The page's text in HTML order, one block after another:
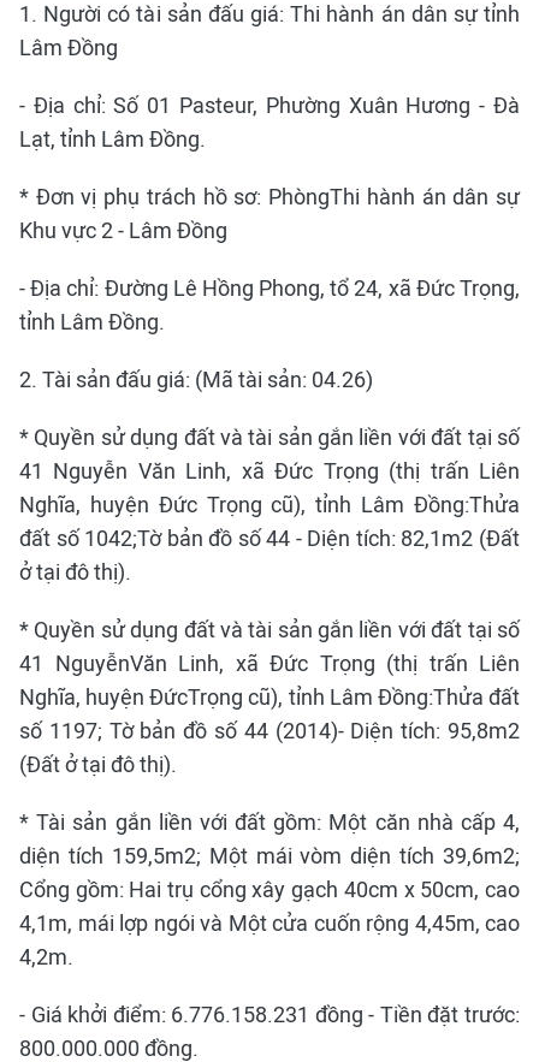
1. Người có tài sản đấu giá: Thi hành án dân sự tỉnh
Lâm Đồng
- Địa chỉ: Số 01 Pasteur, Phường Xuân Hương - Đà
Lạt, tỉnh Lâm Đồng.
* Đơn vị phụ trách hồ sơ: PhòngThi hành án dân sự
Khu vực 2 - Lâm Đồng
- Địa chỉ: Đường Lê Hồng Phong, tổ 24, xã Đức Trọng,
tỉnh Lâm Đồng.
2. Tài sản đấu giá: (Mã tài sản: 04.26)
* Quyền sử dụng đất và tài sản gắn liền với đất tại số
41 Nguyễn Văn Linh, xã Đức Trọng (thị trấn Liên
Nghĩa, huyện Đức Trọng cũ), tỉnh Lâm Đồng:Thửa
đất số 1042;Tờ bản đồ số 44 - Diện tích: 82,1m2 (Đất
ở tại đô thị).
* Quyền sử dụng đất và tài sản gắn liền với đất tại số
41 NguyễnVăn Linh, xã Đức Trọng (thị trấn Liên
Nghĩa, huyện ĐứcTrọng cũ), tỉnh Lâm Đồng:Thửa đất
số 1197; Tờ bản đồ số 44 (2014)- Diện tích: 95,8m2
(Đất ở tại đô thị).
* Tài sản gắn liền với đất gồm: Một căn nhà cấp 4,
diện tích 159,5m2; Một mái vòm diện tích 39,6m2;
Cổng gồm: Hai trụ cổng xây gạch 40cm x 50cm, cao
4,1m, mái lợp ngói và Một cửa cuốn rộng 4,45m, cao
4,2m.
- Giá khởi điểm: 6.776.158.231 đồng - Tiền đặt trước:
800.000.000 đồng.